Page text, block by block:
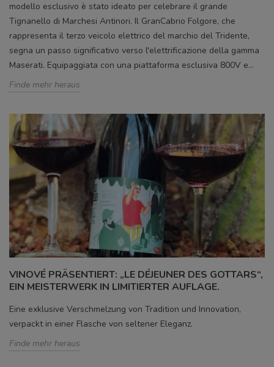
modello esclusivo è stato ideato per celebrare il grande
Tignanello di Marchesi Antinori. Il GranCabrio Folgore, che
rappresenta il terzo veicolo elettrico del marchio del Tridente,
segna un passo significativo verso l'elettrificazione della gamma
Maserati. Equipaggiata con una piattaforma esclusiva 800V e...
Finde mehr heraus
VINOVÉ PRÄSENTIERT: „LE DÉJEUNER DES GOTTARS“,
EIN MEISTERWERK IN LIMITIERTER AUFLAGE.
Eine exklusive Verschmelzung von Tradition und Innovation,
verpackt in einer Flasche von seltener Eleganz.
Finde mehr heraus